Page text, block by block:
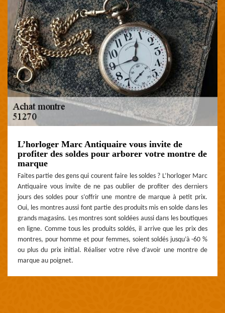
L’horloger Marc Antiquaire vous invite de
profiter des soldes pour arborer votre montre de
marque
Faites partie des gens qui courent faire les soldes ? L’horloger Marc
Antiquaire vous invite de ne pas oublier de profiter des derniers
jours des soldes pour s’offrir une montre de marque à petit prix.
Oui, les montres aussi font partie des produits mis en solde dans les
grands magasins. Les montres sont soldées aussi dans les boutiques
en ligne. Comme tous les produits soldés, il arrive que les prix des
montres, pour homme et pour femmes, soient soldés jusqu’à -60 %
ou plus du prix initial. Réaliser votre rêve d’avoir une montre de
marque au poignet.